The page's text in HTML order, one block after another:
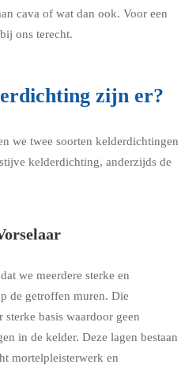
cava of wat dan ook. Voor een
ons terecht.
zijn er?
we twee soorten kelderdichtingen
kelderdichting, anderzijds de
we meerdere sterke en
de getroffen muren. Die
basis waardoor geen
in de kelder. Deze lagen bestaan
mortelpleisterwerk en